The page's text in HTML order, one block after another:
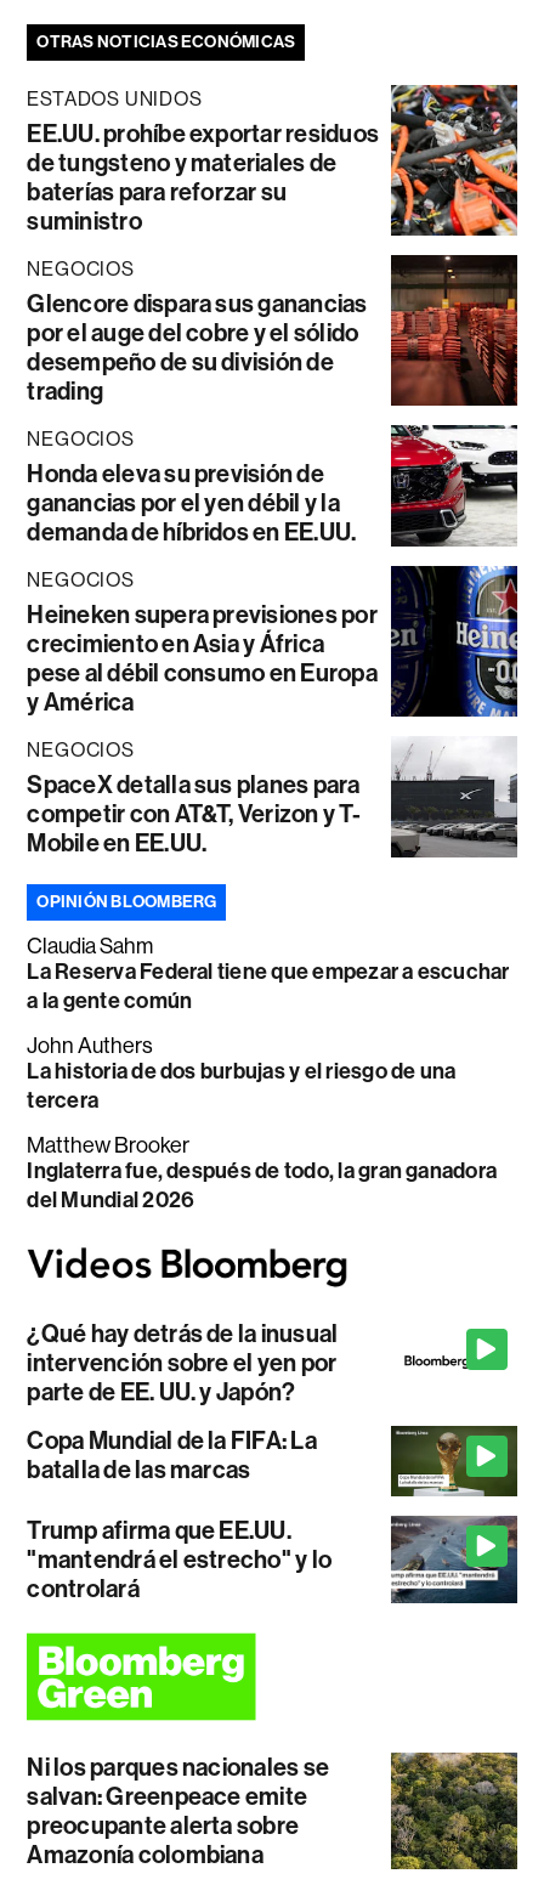
OTRAS NOTICIAS ECONÓMICAS
ESTADOS UNIDOS
EE.UU. prohíbe exportar residuos
de tungsteno y materiales de
baterías para reforzar su
suministro
NEGOCIOS
Glencore dispara sus ganancias
por el auge del cobre y el sólido
desempeño de su división de
trading
NEGOCIOS
Honda eleva su previsión de
ganancias por el yen débil y la
demanda de híbridos en EE.UU.
NEGOCIOS
Heineken supera previsiones por
crecimiento en Asia y África
pese al débil consumo en Europa
y América
NEGOCIOS
SpaceX detalla sus planes para
competir con AT&T, Verizon y T-
Mobile en EE.UU.
OPINIÓN BLOOMBERG
Claudia Sahm
La Reserva Federal tiene que empezar a escuchar
a la gente común
John Authers
La historia de dos burbujas y el riesgo de una
tercera
Matthew Brooker
Inglaterra fue, después de todo, la gran ganadora
del Mundial 2026
¿Qué hay detrás de la inusual
intervención sobre el yen por
parte de EE. UU. y Japón?
Copa Mundial de la FIFA: La
batalla de las marcas
Trump afirma que EE.UU.
"mantendrá el estrecho" y lo
controlará
Ni los parques nacionales se
salvan: Greenpeace emite
preocupante alerta sobre
Amazonía colombiana